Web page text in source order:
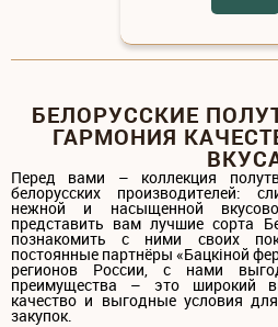
БЕЛОРУССКИЕ
ГАРМОНИЯ
Перед вами – коллекция
белорусских производителей:
нежной и насыщенной
представить вам лучшие сорта
познакомить с ними своих
постоянные партнёры «Бацкiной
регионов России, с нами
преимущества – это широкий
качество и выгодные условия
закупок.